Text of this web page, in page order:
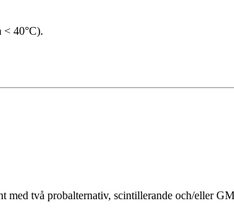
40°C).
två probalternativ, scintillerande och/eller